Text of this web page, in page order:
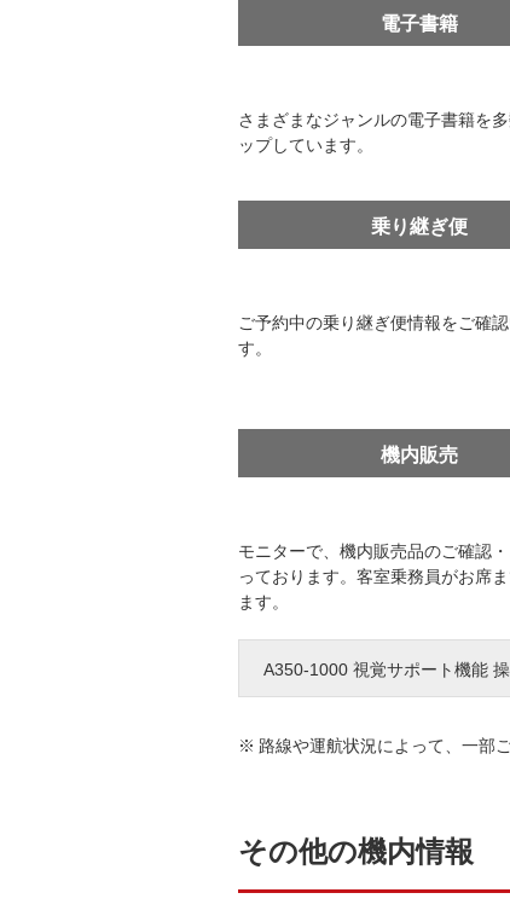
電子書籍
さまざまなジャンルの電子書籍を
ップしています。
乗り継ぎ便
ご予約中の乗り継ぎ便情報をご確
す。
機内販売
モニターで、機内販売品のご確認
っております。客室乗務員がお席
ます。
A350-1000 視覚サポート機能
路線や運航状況によって、一部
その他の機内情報